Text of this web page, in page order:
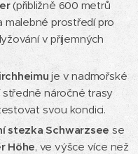
(přibližně 600 metrů
malebné prostředí pro
v příjemných
je v nadmořské
středně náročné trasy
svou kondici.
stezka Schwarzsee se
Höhe, ve výšce více než